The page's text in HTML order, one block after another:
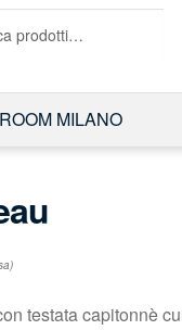
MILANO
testata capitonnè